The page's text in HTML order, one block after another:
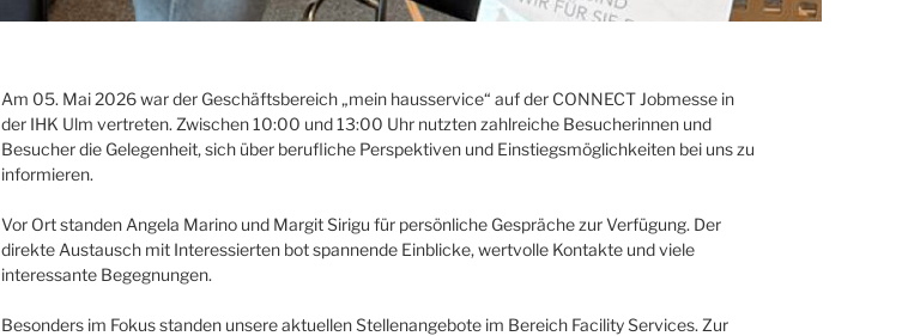
Am 05. Mai 2026 war der Geschäftsbereich „mein hausservice“ auf der CONNECT Jobmesse in
der IHK Ulm vertreten. Zwischen 10:00 und 13:00 Uhr nutzten zahlreiche Besucherinnen und
Besucher die Gelegenheit, sich über berufliche Perspektiven und Einstiegsmöglichkeiten bei uns zu
informieren.
Vor Ort standen Angela Marinound Margit Sirigu für persönliche Gespräche zur Verfügung. Der
direkte Austausch mit Interessierten bot spannende Einblicke, wertvolle Kontakte und viele
interessante Begegnungen.
Besonders im Fokus standen unsere aktuellen Stellenangebote im Bereich Facility Services. Zur